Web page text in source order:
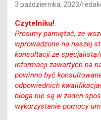
3 października, 2023
Czytelniku!
Prosimy pamiętać, że
wprowadzone na naszej
konsultacji ze
informacji zawartych na
powinno być
odpowiednich
bloga nie są w żaden
wykorzystanie pomocy